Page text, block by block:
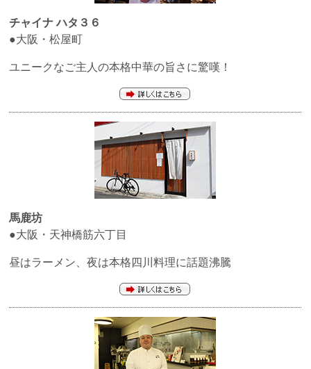
チャイナ ハタ３６
●大阪・松屋町
ユニークなご主人の本格中華の旨さに驚嘆！
馬鹿坊
●大阪・天神橋筋六丁目
昼はラーメン、夜は本格四川料理に話題沸騰